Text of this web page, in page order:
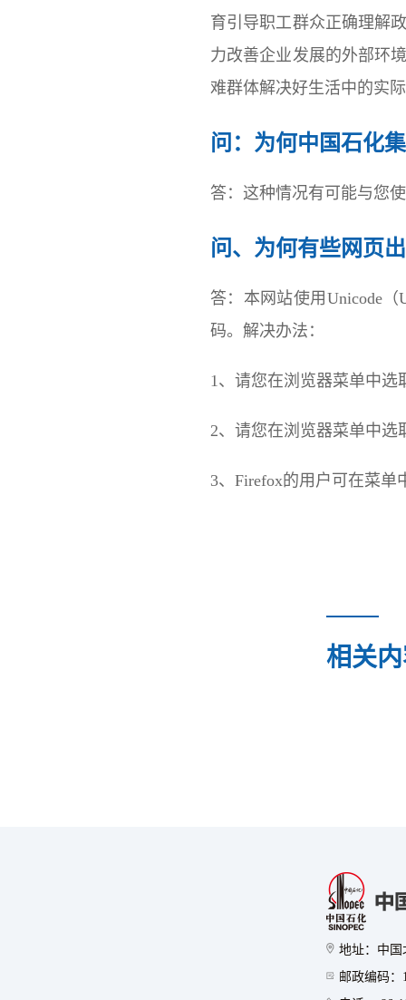
育引导职工群众正确理解
力改善企业发展的外部环
难群体解决好生活中的实
问：为何中国石化
答：这种情况有可能与您
问、为何有些网页
答：本网站使用Unicode
码。解决办法：
1、请您在浏览器菜单中选
2、请您在浏览器菜单中选
3、Firefox的用户可在菜单
相关
地址：中国
邮政编码：